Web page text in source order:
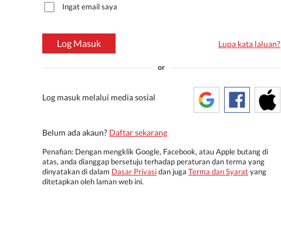
Ingat email saya
Log Masuk Lupa kata laluan?
or
Log masuk melalui media sosial
Belum ada akaun? Daftar sekarang
Penafian: Dengan mengklik Google, Facebook, atau Apple butang di
atas, anda dianggap bersetuju terhadap peraturan dan terma yang
dinyatakan di dalam Dasar Privasidan juga Terma dan Syaratyang
ditetapkan oleh laman web ini.